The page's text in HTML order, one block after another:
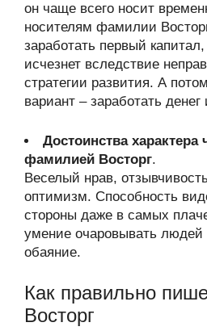
он чаще всего носит
носителям фамилии
заработать первый
исчезнет вследствие
стратегии развития. А
вариант – заработать
Достоинства характера
фамилией Восторг.
Веселый нрав,
оптимизм. Способность
стороны даже в самых
умение очаровывать людей
обаяние.
Как правильно
Восторг